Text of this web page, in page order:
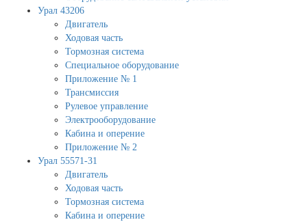
Урал 43206
Двигатель
Ходовая часть
Тормозная система
Специальное оборудование
Приложение № 1
Трансмиссия
Рулевое управление
Электрооборудование
Кабина и оперение
Приложение № 2
Урал 55571-31
Двигатель
Ходовая часть
Тормозная система
Кабина и оперение